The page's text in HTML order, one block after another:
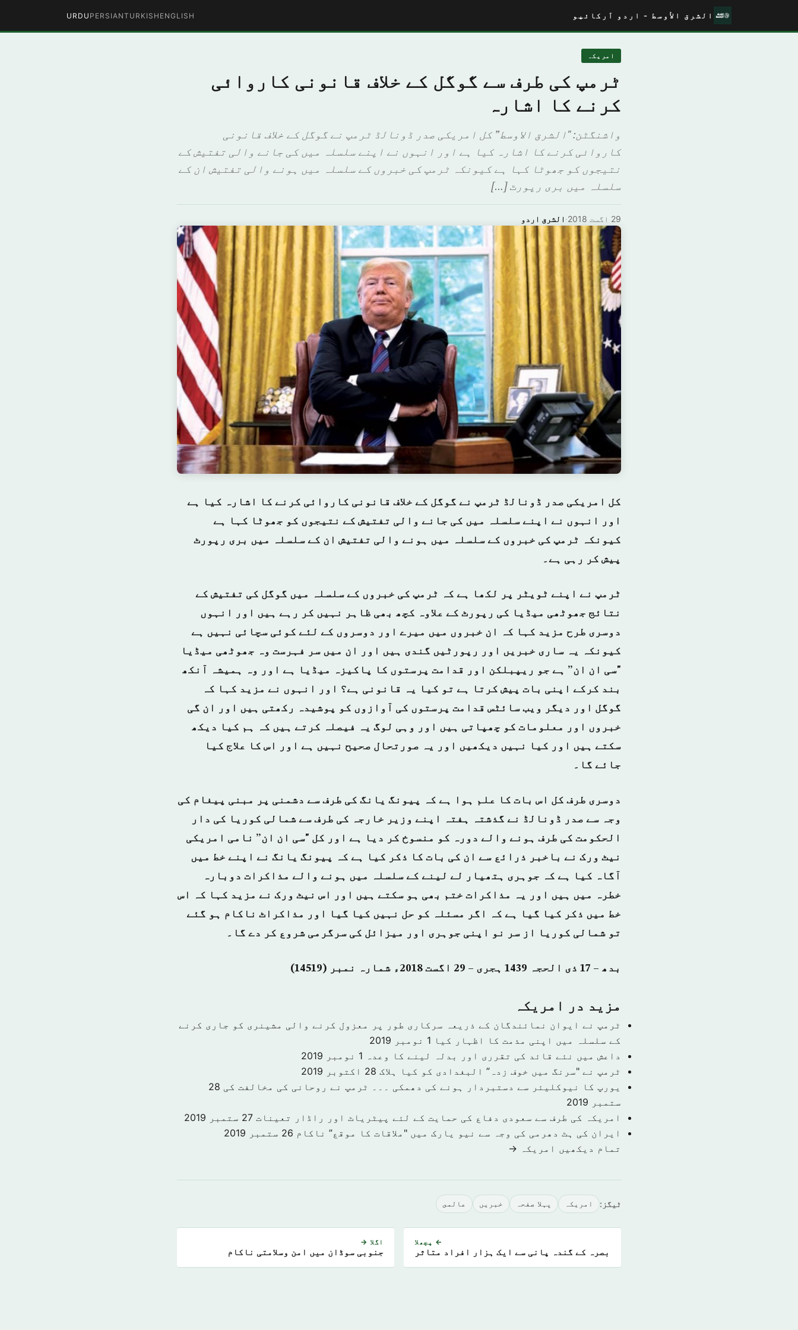
الشرق الأوسط - اردو آرکائیو ENGLISH
TURKISH
PERSIAN
URDU
امريكہ
ٹرمپ کی طرف سے گوگل کے خلاف قانونی کاروائی
کرنے کا اشارہ
واشنگٹن: "الشرق الاوسط” کل امریکی صدر ڈونالڈ ٹرمپ نے گوگل کے خلاف قانونی
کاروائی کرنے کا اشارہ کیا ہے اور انہوں نے اپنے سلسلہ میں کی جانے والی تفتیش کے
نتیجوں کو جھوٹا کہا ہے کیونکہ ٹرمپ کی خبروں کے سلسلہ میں ہونے والی تفتیش ان کے
سلسلہ میں بری رپورٹ […]
الشرق اردو · 29 اگست 2018
کل امریکی صدر ڈونالڈ ٹرمپ نے گوگل کے خلاف قانونی کاروائی کرنے کا اشارہ کیا ہے
اور انہوں نے اپنے سلسلہ میں کی جانے والی تفتیش کے نتیجوں کو جھوٹا کہا ہے
کیونکہ ٹرمپ کی خبروں کے سلسلہ میں ہونے والی تفتیش ان کے سلسلہ میں بری رپورٹ
پیش کر رہی ہے۔
ٹرمپ نے اپنے ٹویٹر پر لکھا ہے کہ ٹرمپ کی خبروں کے سلسلہ میں گوگل کی تفتیش کے
نتائج جھوٹھی میڈیا کی رپورٹ کے علاوہ کچھ بھی ظاہر نہیں کر رہے ہیں اور انہوں
دوسری طرح مزید کہا کہ ان خبروں میں میرے اور دوسروں کے لئے کوئی سچائی نہیں ہے
کیونکہ یہ ساری خبریں اور رپورٹیں گندی ہیں اور ان میں سر فہرست وہ جھوٹھی میڈیا
"سی ان ان” ہے جو ریپبلکن اور قدامت پرستوں کا پاکیزہ میڈیا ہے اور وہ ہمیشہ آنکھ
بند کرکے اپنی بات پیش کرتا ہے تو کیا یہ قانونی ہے؟ اور انہوں نے مزید کہا کہ
گوگل اور دیگر ویب سائٹس قدامت پرستوں کی آوازوں کو پوشیدہ رکھتی ہیں اور ان گی
خبروں اور معلومات کو چھپاتی ہیں اور وہی لوگ یہ فیصلہ کرتے ہیں کہ ہم کیا دیکھ
سکتے ہیں اور کیا نہیں دیکھیں اور یہ صورتحال صحیح نہیں ہے اور اس کا علاج کیا
جائے گا۔
دوسری طرف کل اس بات کا علم ہوا ہے کہ پیونگ یانگ کی طرف سے دشمنی پر مبنی پیغام کی
وجہ سے صدر ڈونالڈ نے گذشتہ ہفتہ اپنے وزیر خارجہ کی طرف سے شمالی کوریا کی دار
الحکومت کی طرف ہونے والے دورہ کو منسوخ کر دیا ہے اور کل "سی ان ان” نامی امریکی
نیٹ ورک نے باخبر ذرائع سے ان کی بات کا ذکر کیا ہے کہ پیونگ یانگ نے اپنے خط میں
آگاہ کیا ہے کہ جوہری ہتھیار لے لینے کے سلسلہ میں ہونے والے مذاکرات دوبارہ
خطرہ میں ہیں اور یہ مذاکرات ختم بھی ہو سکتے ہیں اور اس نیٹ ورک نے مزید کہا کہ اس
خط میں ذکر کیا گیا ہے کہ اگر مسئلہ کو حل نہیں کیا گیا اور مذاکراٹ ناکام ہو گئے
تو شمالی کوریا از سر نو اپنی جوہری اور میزائل کی سرگرمی شروع کر دے گا۔
بدھ – 17 ذی الحجہ 1439 ہجری – 29 اگست 2018ء شمارہ نمبر (14519)
مزید در امريكہ
ٹرمپ نے ایوان نمائندگان کے ذریعہ سرکاری طور پر معزول کرنے والی مشینری کو جاری کرنے
کے سلسلہ میں اپنی مذمت کا اظہار کیا 1 نومبر 2019
داعش میں نئے قائد کی تقرری اور بدلہ لینے کا وعدہ
1 نومبر 2019
ٹرمپ نے "سرنگ میں خوف زدہ” البغدادی کو کیا ہلاک 28 اکتوبر 2019
یورپ کا نیوکلیئر سے دستبردار ہونے کی دھمکی ۔۔۔ ٹرمپ نے روحانی کی مخالفت کی 28
ستمبر 2019
امریکہ کی طرف سے سعودی دفاع کی حمایت کے لئے پیٹریاٹ اور راڈار تعینات 27 ستمبر 2019
ایران کی ہٹ دھرمی کی وجہ سے نیو یارک میں "ملاقات کا موقع” ناکام 26 ستمبر 2019
تمام دیکھیں امريكہ →
ٹیگز: امريكہ پہلا صفحہ خبريں عالمى
← پچھلا
بصرہ کے گندہ پانی سے ایک ہزار افراد متاثر
اگلا →
جنوبی سوڈان میں امن وسلامتی ناکام